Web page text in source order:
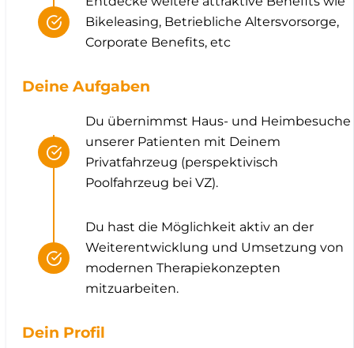
Bikeleasing, Betriebliche Altersvorsorge,
Corporate Benefits, etc
Deine Aufgaben
Du übernimmst Haus- und Heimbesuche
unserer Patienten mit Deinem
Privatfahrzeug (perspektivisch
Poolfahrzeug bei VZ).
Du hast die Möglichkeit aktiv an der
Weiterentwicklung und Umsetzung von
modernen Therapiekonzepten
mitzuarbeiten.
Dein Profil